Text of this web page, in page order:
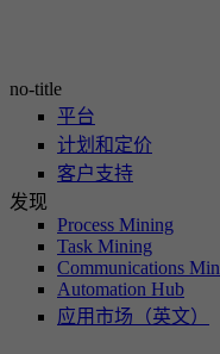
no-title
平台
计划和定价
客户支持
发现
Process Mining
Task Mining
Communications
Automation Hub
应用市场（英文）